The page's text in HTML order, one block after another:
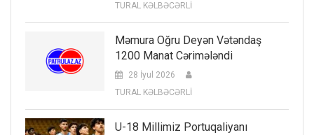
TURAL KƏLBƏCƏRLİ
Məmura Oğru Deyən Vətəndaş
1200 Manat Cərimələndi
28 İyul 2026
TURAL KƏLBƏCƏRLİ
U-18 Millimiz Portuqaliyanı